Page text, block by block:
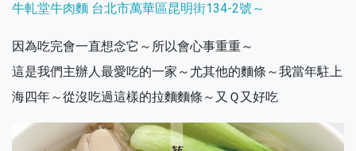
牛軋堂牛肉麵 台北市萬華區昆明街134-2號～
因為吃完會一直想念它～所以會心事重重～
這是我們主辦人最愛吃的一家～尤其他的麵條～我當年駐上
海四年～從沒吃過這樣的拉麵麵條～又Ｑ又好吃